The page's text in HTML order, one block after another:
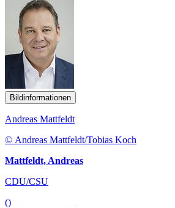
Bildinformationen
Andreas Mattfeldt
© Andreas Mattfeldt/Tobias Koch
Mattfeldt, Andreas
CDU/CSU
()